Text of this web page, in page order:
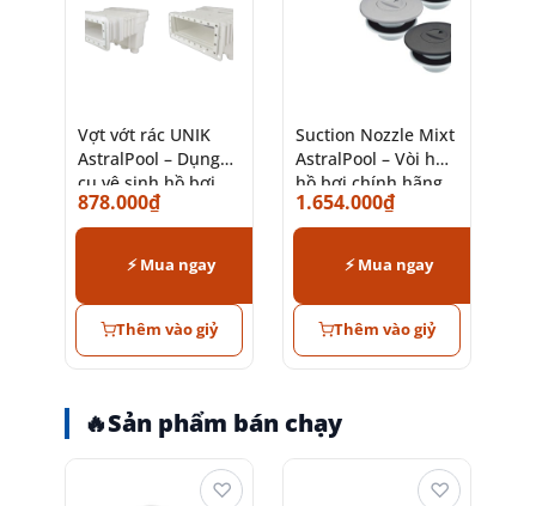
Vợt vớt rác UNIK
AstralPool – Dụng
cụ vệ sinh hồ bơi
cao cấp
878.000₫
⚡ Mua ngay
Thêm vào giỷ
Suction Nozzle Mixt
AstralPool – Vòi hút
hồ bơi chính hãng
Tây Ban Nha
1.654.000₫
⚡ Mua ngay
Thêm vào giỷ
🔥Sản phẩm bán chạy
♡ ♡